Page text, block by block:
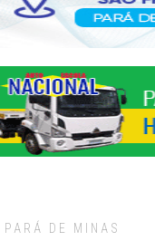
PARÁ DE MINAS